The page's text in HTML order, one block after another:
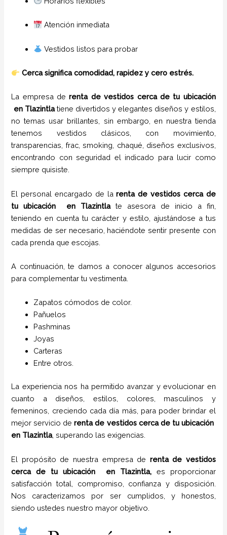
Atención inmediata
Vestidos listos para probar
Cerca significa comodidad, rapidez y cero estrés.
La empresa derenta de vestidos cerca de tu ubicación
en Tlazintla tiene divertidos y elegantes diseños y estilos,
no temas usar brillantes, sin embargo, en nuestra tienda
tenemos vestidos clásicos, con movimiento,
transparencias, frac, smoking, chaqué, diseños exclusivos,
encontrando con seguridad el indicado para lucir como
siempre quisiste.
El personal encargado de la renta de vestidos cerca de
tu ubicación
en Tlazintlate asesora de inicio a fin,
teniendo en cuenta tu carácter y estilo, ajustándose a tus
medidas de ser necesario, haciéndote sentir presente con
cada prenda que escojas.
A continuación, te damos a conocer algunos accesorios
para complementar tu vestimenta.
Zapatos cómodos de color.
Pañuelos
Pashminas
Joyas
Carteras
Entre otros.
La experiencia nos ha permitido avanzar y evolucionar en
cuanto a diseños, estilos, colores, masculinos y
femeninos, creciendo cada día más, para poder brindar el
mejor servicio derenta de vestidos cerca de tu ubicación
en Tlazintla, superando las exigencias.
El propósito de nuestra empresa de renta de vestidos
cerca de tu ubicación
en Tlazintla,es proporcionar
satisfacción total, compromiso, confianza y disposición.
Nos caracterizamos por ser cumplidos, y honestos,
siendo ustedes nuestro mayor objetivo.